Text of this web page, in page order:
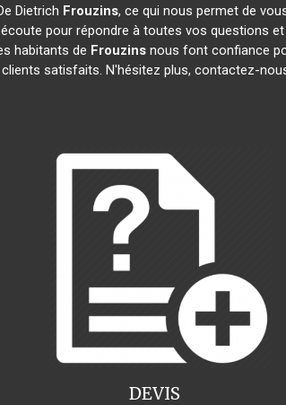
Dietrich Frouzins, ce qui nous permet de
pour répondre à toutes vos questions
habitants de Frouzinsnous font confiance
satisfaits. N'hésitez plus, contactez-
DEVIS